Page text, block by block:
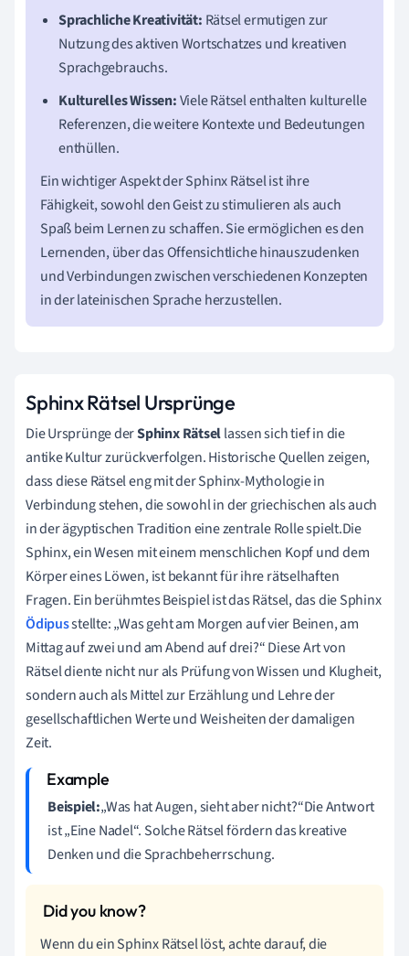
Sprachliche Kreativität: Rätsel ermutigen zur
Nutzung des aktiven Wortschatzes und kreativen
Sprachgebrauchs.
Kulturelles Wissen:Viele Rätsel enthalten kulturelle
Referenzen, die weitere Kontexte und Bedeutungen
enthüllen.
Ein wichtiger Aspekt der Sphinx Rätsel ist ihre
Fähigkeit, sowohl den Geist zu stimulieren als auch
Spaß beim Lernen zu schaffen. Sie ermöglichen es den
Lernenden, über das Offensichtliche hinauszudenken
und Verbindungen zwischen verschiedenen Konzepten
in der lateinischen Sprache herzustellen.
Sphinx Rätsel Ursprünge
Die Ursprünge derSphinx Rätsellassen sich tief in die
antike Kultur zurückverfolgen. Historische Quellen zeigen,
dass diese Rätsel eng mit der Sphinx-Mythologie in
Verbindung stehen, die sowohl in der griechischen als auch
in der ägyptischen Tradition eine zentrale Rolle spielt.Die
Sphinx, ein Wesen mit einem menschlichen Kopf und dem
Körper eines Löwen, ist bekannt für ihre rätselhaften
Fragen. Ein berühmtes Beispiel ist das Rätsel, das die Sphinx
Ödipusstellte: „Was geht am Morgen auf vier Beinen, am
Mittag auf zwei und am Abend auf drei?“ Diese Art von
Rätsel diente nicht nur als Prüfung von Wissen und Klugheit,
sondern auch als Mittel zur Erzählung und Lehre der
gesellschaftlichen Werte und Weisheiten der damaligen
Zeit.
Beispiel:„Was hat Augen, sieht aber nicht?“Die Antwort
ist „Eine Nadel“. Solche Rätsel fördern das kreative
Denken und die Sprachbeherrschung.
Wenn du ein Sphinx Rätsel löst, achte darauf, die